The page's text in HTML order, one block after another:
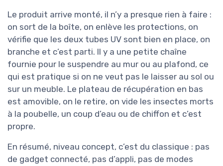
Le produit arrive monté, il n’y a presque rien à faire :
on sort de la boîte, on enlève les protections, on
vérifie que les deux tubes UV sont bien en place, on
branche et c’est parti. Il y a une petite chaîne
fournie pour le suspendre au mur ou au plafond, ce
qui est pratique si on ne veut pas le laisser au sol ou
sur un meuble. Le plateau de récupération en bas
est amovible, on le retire, on vide les insectes morts
à la poubelle, un coup d’eau ou de chiffon et c’est
propre.
En résumé, niveau concept, c’est du classique : pas
de gadget connecté, pas d’appli, pas de modes